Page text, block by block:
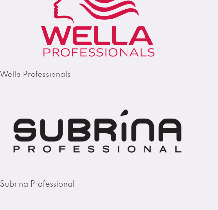
Wella Professionals
Subrina Professional